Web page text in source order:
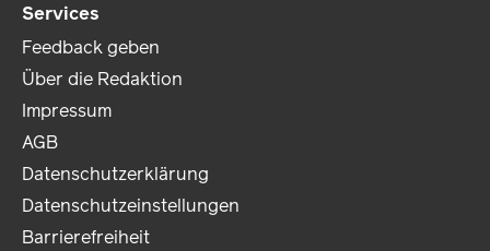
Services
Feedback geben
Über die Redaktion
Impressum
AGB
Datenschutzerklärung
Datenschutzeinstellungen
Barrierefreiheit